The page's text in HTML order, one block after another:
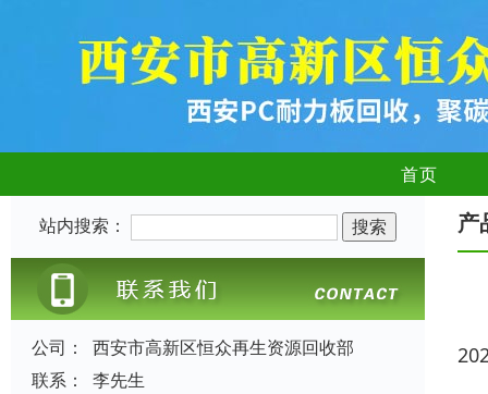
首页
站内搜索：
公司：
西安市高新区恒众再生资源回收部
联系：
李先生
产